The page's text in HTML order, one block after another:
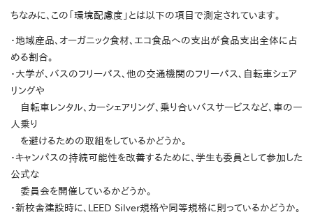
ちなみに、この「環境配慮度」とは以下の項目で測定されています。
・地域産品、オーガニック食材、エコ食品への支出が食品支出全体に占
める割合。
・大学が、バスのフリーパス、他の交通機関のフリーパス、自転車シェア
リングや
自転車レンタル、カーシェアリング、乗り合いバスサービスなど、車の一
人乗り
を避けるための取組をしているかどうか。
・キャンパスの持続可能性を改善するために、学生も委員として参加した
公式な
委員会を開催しているかどうか。
・新校舎建設時に、LEED Silver規格や同等規格に則っているかどうか。